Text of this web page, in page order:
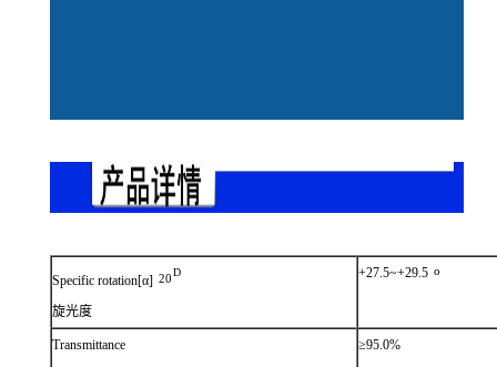
Specific rotation[α] 20D
旋光度
+27.5~+29.5 ο
Transmittance
≥95.0%